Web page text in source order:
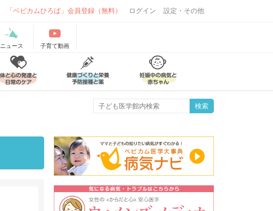
「ベビカムひろば」会員登録（無料） ログイン 設定・その他
ニュース 子育て動画